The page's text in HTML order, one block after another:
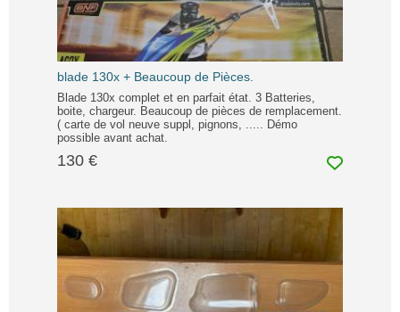
blade 130x + Beaucoup de Pièces.
Blade 130x complet et en parfait état. 3 Batteries,
boite, chargeur. Beaucoup de pièces de remplacement.
( carte de vol neuve suppl, pignons, ..... Démo
possible avant achat.
130 €